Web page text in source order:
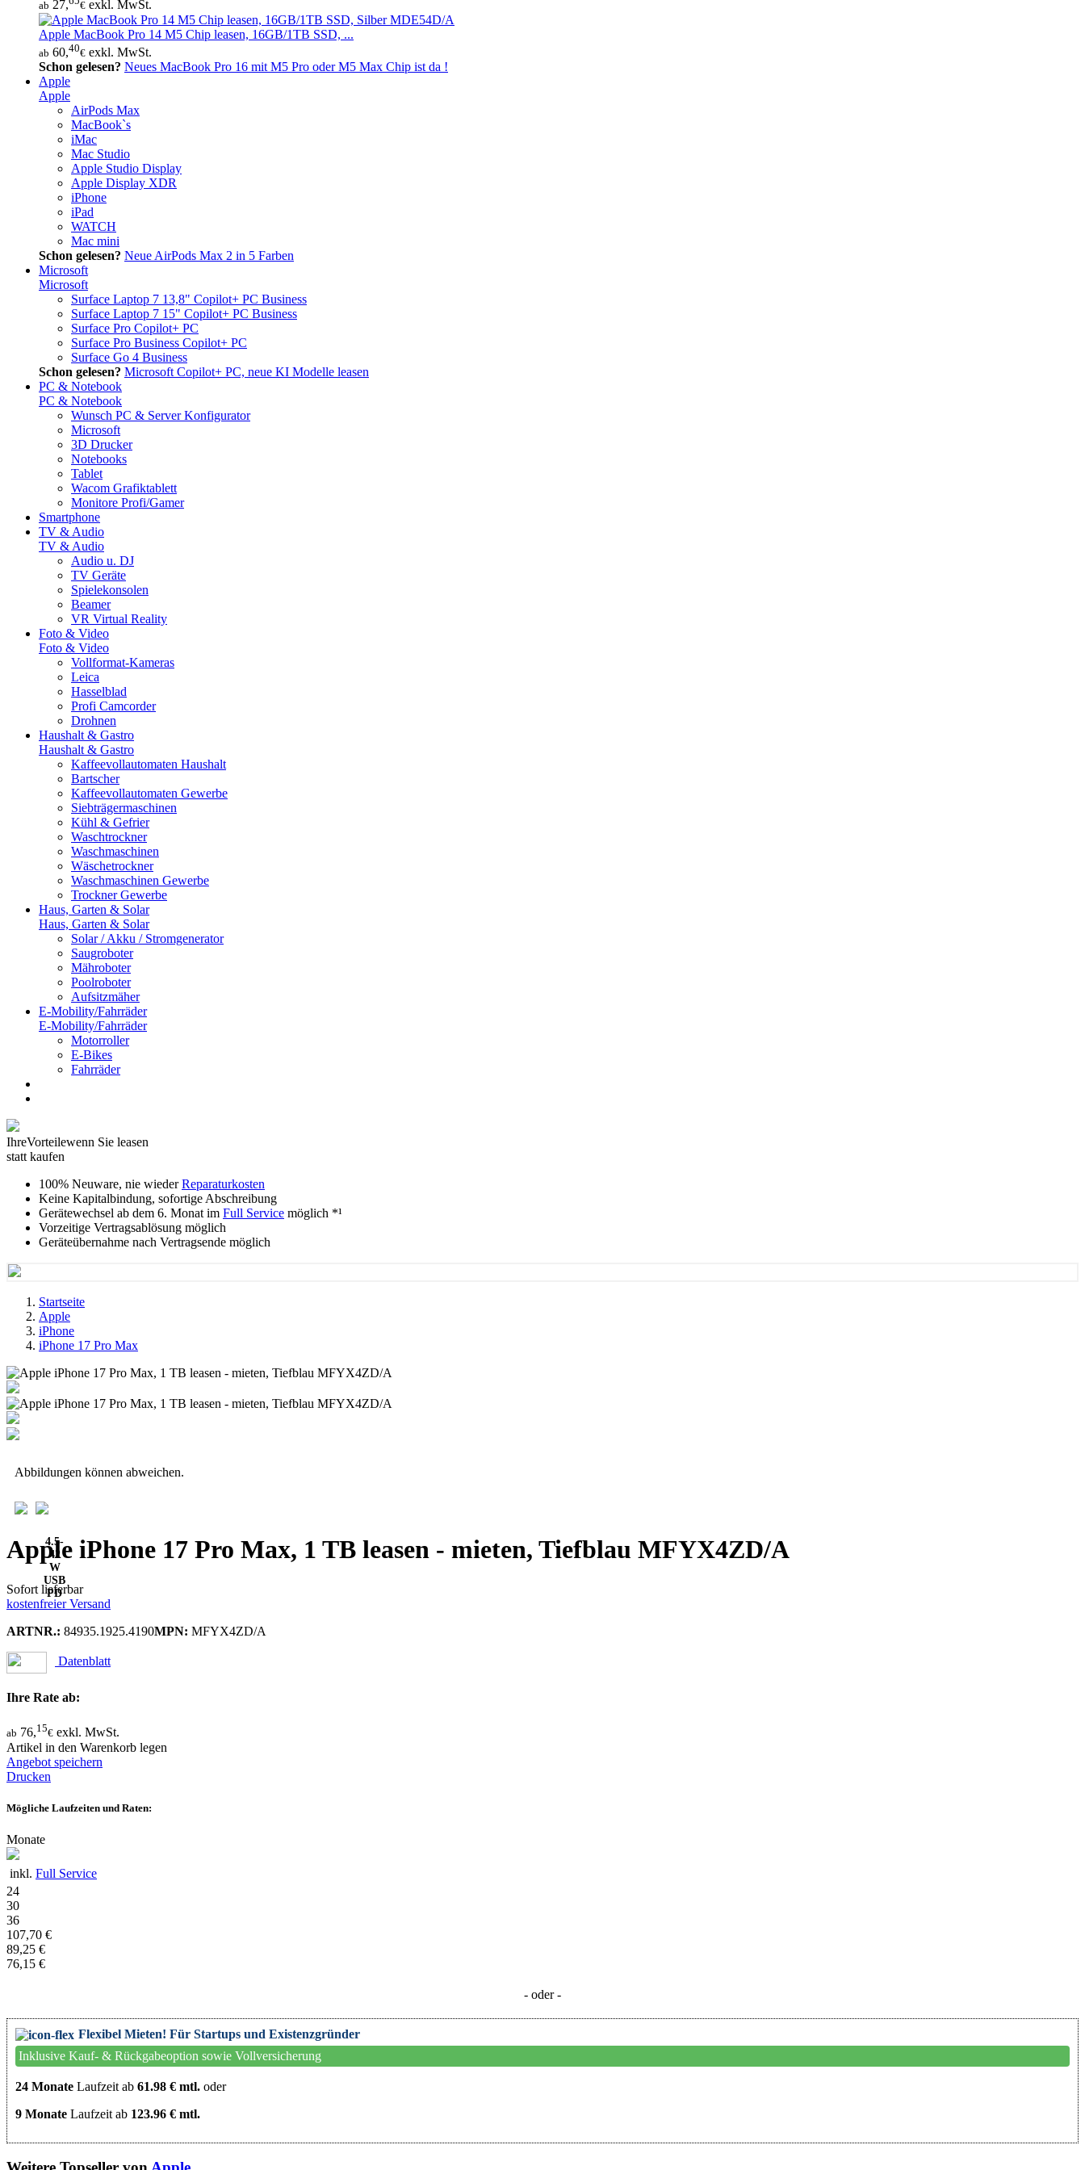
ab 27, € exkl. MwSt.
Apple MacBook Pro 14 M5 Chip leasen, 16GB/1TB SSD, ...
ab 60,40€ exkl. MwSt.
Schon gelesen? Neues MacBook Pro 16 mit M5 Pro oder M5 Max Chip ist da !
Apple
Apple
AirPods Max
MacBook`s
iMac
Mac Studio
Apple Studio Display
Apple Display XDR
iPhone
iPad
WATCH
Mac mini
Schon gelesen? Neue AirPods Max 2 in 5 Farben
Microsoft
Microsoft
Surface Laptop 7 13,8" Copilot+ PC Business
Surface Laptop 7 15" Copilot+ PC Business
Surface Pro Copilot+ PC
Surface Pro Business Copilot+ PC
Surface Go 4 Business
Schon gelesen? Microsoft Copilot+ PC, neue KI Modelle leasen
PC & Notebook
PC & Notebook
Wunsch PC & Server Konfigurator
Microsoft
3D Drucker
Notebooks
Tablet
Wacom Grafiktablett
Monitore Profi/Gamer
Smartphone
TV & Audio
TV & Audio
Audio u. DJ
TV Geräte
Spielekonsolen
Beamer
VR Virtual Reality
Foto & Video
Foto & Video
Vollformat-Kameras
Leica
Hasselblad
Profi Camcorder
Drohnen
Haushalt & Gastro
Haushalt & Gastro
Kaffeevollautomaten Haushalt
Bartscher
Kaffeevollautomaten Gewerbe
Siebträgermaschinen
Kühl & Gefrier
Waschtrockner
Waschmaschinen
Wäschetrockner
Waschmaschinen Gewerbe
Trockner Gewerbe
Haus, Garten & Solar
Haus, Garten & Solar
Solar / Akku / Stromgenerator
Saugroboter
Mähroboter
Poolroboter
Aufsitzmäher
E-Mobility/Fahrräder
E-Mobility/Fahrräder
Motorroller
E-Bikes
Fahrräder
IhreVorteilewenn Sie leasen
statt kaufen
100% Neuware, nie wiederReparaturkosten
Keine Kapitalbindung, sofortige Abschreibung
Gerätewechsel ab dem 6. Monat im Full Service möglich *¹
Vorzeitige Vertragsablösung möglich
Geräteübernahme nach Vertragsende möglich
Startseite
Apple
iPhone
iPhone 17 Pro Max
Abbildungen können abweichen.
4.5-
42
W
USB
PD
Apple iPhone 17 Pro Max, 1 TB leasen - mieten, Tiefblau MFYX4ZD/A
Sofort lieferbar
kostenfreier Versand
ARTNR.: 84935.1925.4190MPN: MFYX4ZD/A
Datenblatt
Ihre Rate ab:
ab 76,15€ exkl. MwSt.
Artikel in den Warenkorb legen
Angebot speichern
Drucken
Mögliche Laufzeiten und Raten:
Monate
inkl. Full Service
24
30
36
107,70 €
89,25 €
76,15 €
- oder -
Flexibel Mieten! Für Startups und Existenzgründer
Inklusive Kauf- & Rückgabeoption sowie Vollversicherung
24 Monate Laufzeit ab 61.98 € mtl. oder
9 Monate Laufzeit ab 123.96 € mtl.